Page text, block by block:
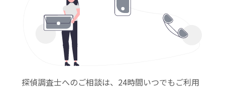
探偵調査士へのご相談は、24時間いつでもご利用